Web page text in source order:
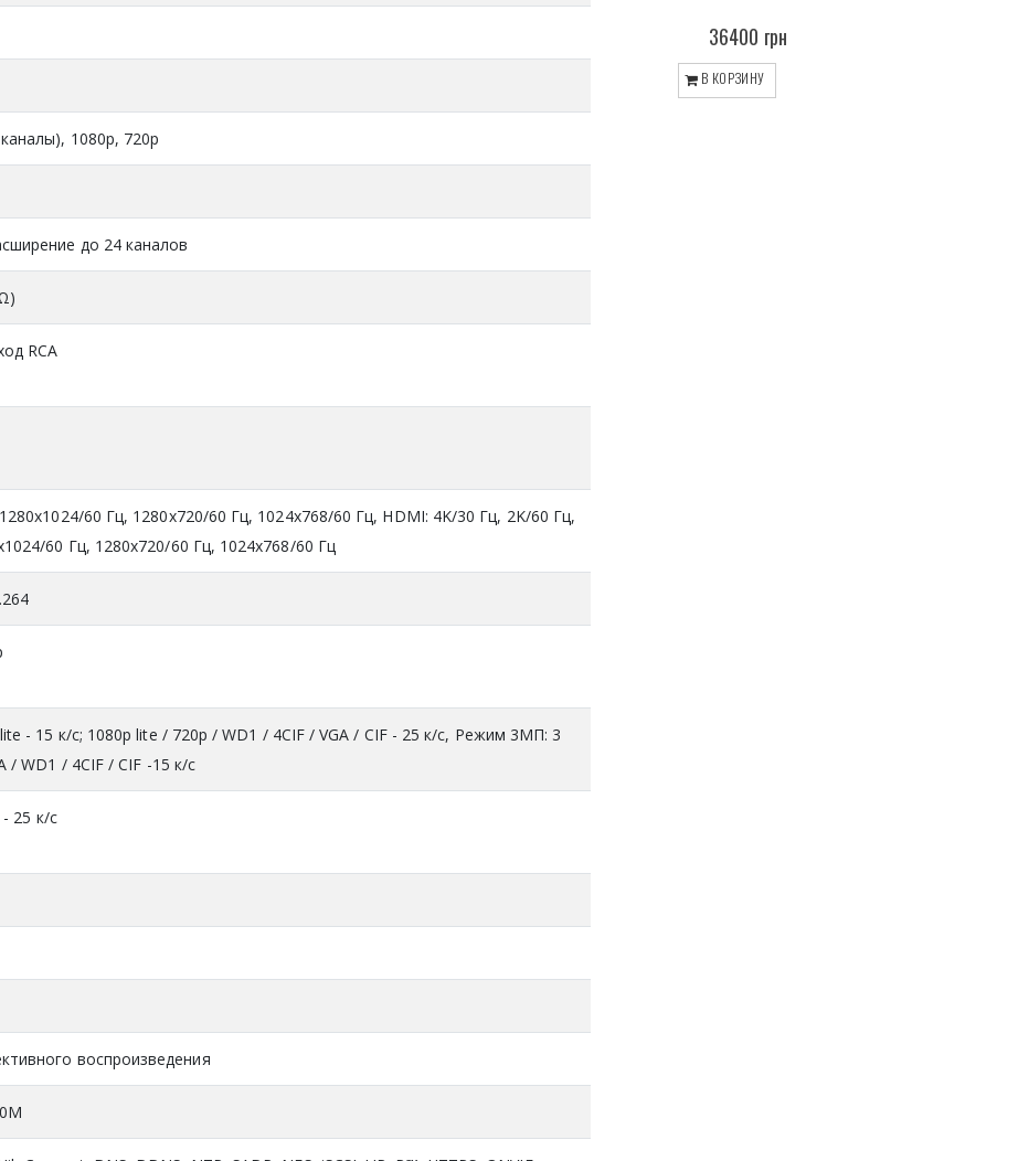
1080p, 720p
до 24 каналов
RCA
60 Гц, 1280x720/60 Гц, 1024x768/60 Гц, HDMI: 4K/30 Гц, 2K/60 Гц,
60 Гц, 1280x720/60 Гц, 1024x768/60 Гц
- 15 к/с; 1080p lite / 720p / WD1 / 4CIF / VGA / CIF - 25 к/с, Режим 3МП: 3
WD1 / 4CIF / CIF -15 к/с
25 к/с
воспроизведения
36400 грн
В КОРЗИНУ